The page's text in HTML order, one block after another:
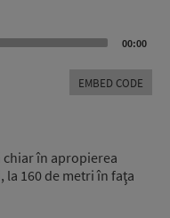
00:00
EMBED CODE
chiar în apropierea
la 160 de metri în faţa